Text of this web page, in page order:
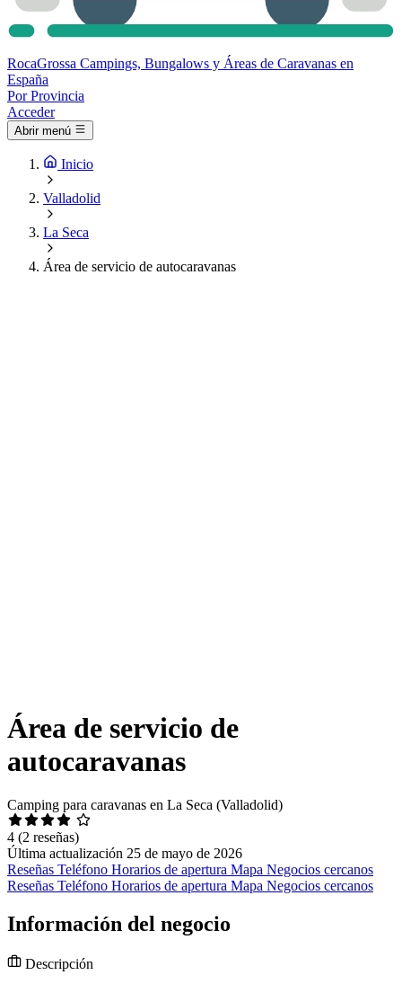
RocaGrossa Campings, Bungalows y Áreas de Caravanas en
España
Por Provincia
Acceder
Abrir menú
Inicio
Valladolid
La Seca
Área de servicio de autocaravanas
Área de servicio de
autocaravanas
Camping para caravanas en La Seca (Valladolid)
4 (2 reseñas)
Última actualización 25 de mayo de 2026
Reseñas Teléfono Horarios de apertura Mapa Negocios cercanos
Reseñas Teléfono Horarios de apertura Mapa Negocios cercanos
Información del negocio
Descripción